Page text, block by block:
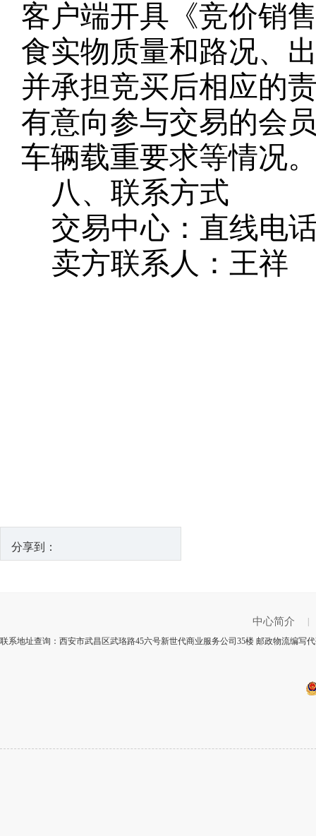
客户端开具《竞价销
食实物质量和路况、
并承担竞买后相应的
有意向参与交易的会
车辆载重要求等情况
八、联系方式
交易中心：直线电
卖方联系人：王祥
分享到：
中心简介
联系地址查询：西安市武昌区武珞路45六号新世代商业服务公司35楼 邮政物流编写